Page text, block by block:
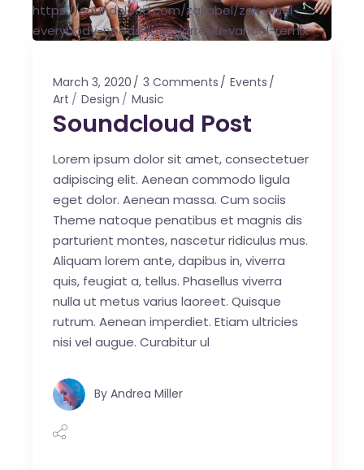
https://soundcloud.com/zakabel/zak-abel-
everybody-needs-love-jarreau-vandal-remix
March 3, 2020 3 Comments
Events
Art
Design Music
Soundcloud Post
Lorem ipsum dolor sit amet, consectetuer
adipiscing elit. Aenean commodo ligula
eget dolor. Aenean massa. Cum sociis
Theme natoque penatibus et magnis dis
parturient montes, nascetur ridiculus mus.
Aliquam lorem ante, dapibus in, viverra
quis, feugiat a, tellus. Phasellus viverra
nulla ut metus varius laoreet. Quisque
rutrum. Aenean imperdiet. Etiam ultricies
nisi vel augue. Curabitur ul
By Andrea Miller